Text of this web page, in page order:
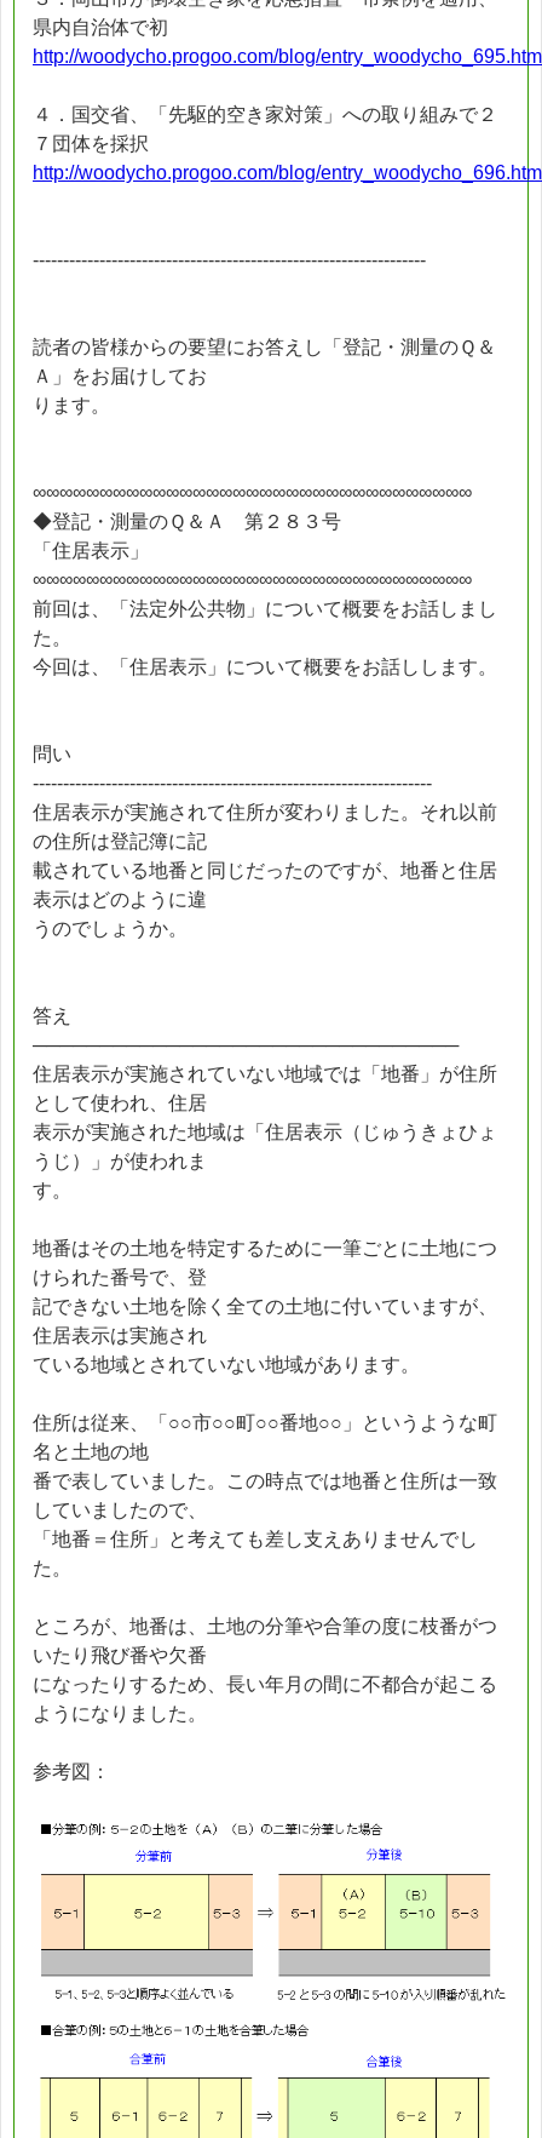
県内自治体で初
http://woodycho.progoo.com/blog/
４．国交省、「先駆的空き家対策」への取り組みで２
７団体を採択
http://woodycho.progoo.com/blog/
-----------------------------------------------------------------
読者の皆様からの要望にお答えし「登記・測量のＱ＆
Ａ」をお届けしてお
ります。
∞∞∞∞∞∞∞∞∞∞∞∞∞∞∞∞∞∞∞∞∞∞∞∞∞∞∞∞∞∞∞∞∞
◆登記・測量のＱ＆Ａ 第２８３号
「住居表示」
∞∞∞∞∞∞∞∞∞∞∞∞∞∞∞∞∞∞∞∞∞∞∞∞∞∞∞∞∞∞∞∞∞
前回は、「法定外公共物」について概要をお話しまし
た。
今回は、「住居表示」について概要をお話しします。
問い
------------------------------------------------------------------
住居表示が実施されて住所が変わりました。それ以前
の住所は登記簿に記
載されている地番と同じだったのですが、地番と住居
表示はどのように違
うのでしょうか。
答え
────────────────────────────────
住居表示が実施されていない地域では「地番」が住所
として使われ、住居
表示が実施された地域は「住居表示（じゅうきょひょ
うじ）」が使われま
す。
地番はその土地を特定するために一筆ごとに土地につ
けられた番号で、登
記できない土地を除く全ての土地に付いていますが、
住居表示は実施され
ている地域とされていない地域があります。
住所は従来、「○○市○○町○○番地○○」というような町
名と土地の地
番で表していました。この時点では地番と住所は一致
していましたので、
「地番＝住所」と考えても差し支えありませんでし
た。
ところが、地番は、土地の分筆や合筆の度に枝番がつ
いたり飛び番や欠番
になったりするため、長い年月の間に不都合が起こる
ようになりました。
参考図：